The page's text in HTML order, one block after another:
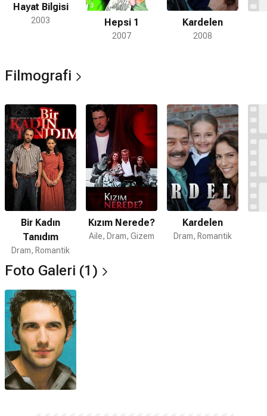
Hayat Bilgisi
2003 Hepsi 1
2007
Kardelen
2008
Filmografi
Bir Kadın
Tanıdım
Dram, Romantik
Kızım Nerede?
Aile, Dram, Gizem
Kardelen
Dram, Romantik
Foto Galeri (1)